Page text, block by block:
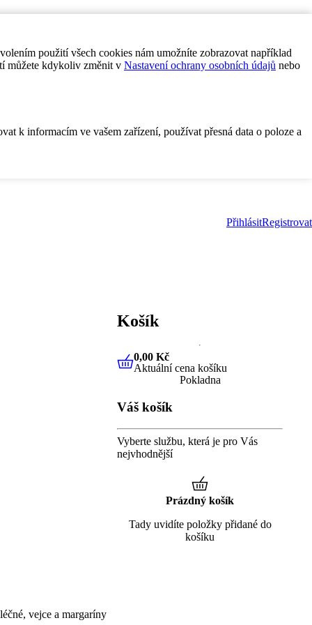
použití všech cookies nám umožníte zobrazovat například
můžete kdykoliv změnit v Nastavení ochrany osobních údajů nebo
k informacím ve vašem zařízení, používat přesná data o poloze a
PřihlásitRegistrovat
vejce a margaríny
Košík
0,00 KčAktuální cena košíku
0,00 Kč
Aktuální cena košíku
Pokladna
Váš košík
Vyberte službu, která je pro Vás
nejvhodnější
Prázdný košík
Tady uvidíte položky přidané do
košíku